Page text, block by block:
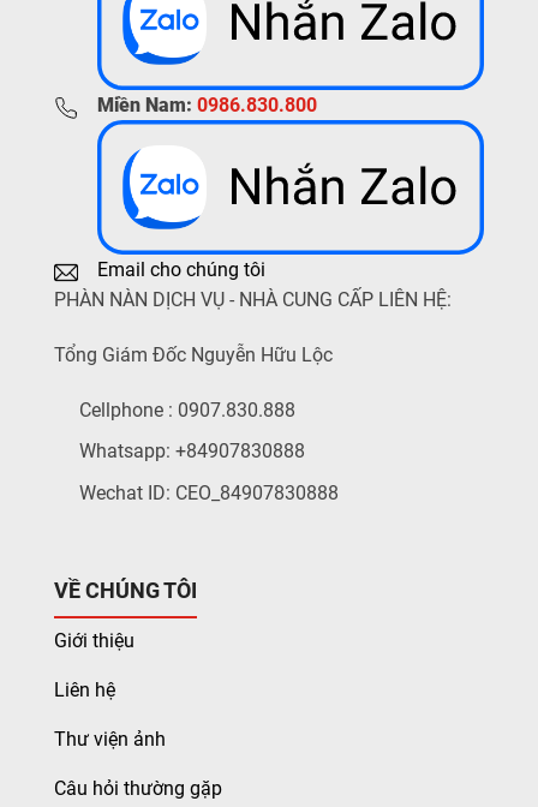
Miền Nam: 0986.830.800
Email cho chúng tôi
PHÀN NÀN DỊCH VỤ - NHÀ CUNG CẤP LIÊN HỆ:
Tổng Giám Đốc Nguyễn Hữu Lộc
Cellphone : 0907.830.888
Whatsapp: +84907830888
Wechat ID: CEO_84907830888
VỀ CHÚNG TÔI
Giới thiệu
Liên hệ
Thư viện ảnh
Câu hỏi thường gặp